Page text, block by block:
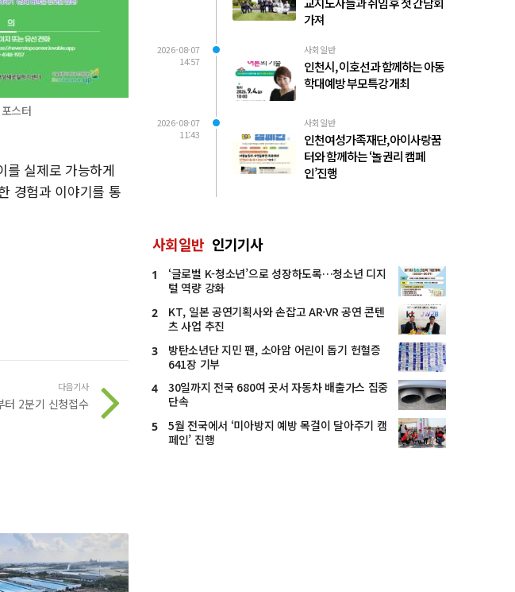
스터
를 실제로 가능하게
경험과 이야기를 통
다음기사
터 2분기 신청접수
가져
2026-08-07
14:57
사회일반
인천시, 이호선과 함께하는 아동
학대예방 부모특강 개최
2026-08-07
11:43
사회일반
인천여성가족재단, 아이사랑꿈
터와 함께하는 ‘놀 권리 캠페
인’진행
사회일반 인기기사
1
‘글로벌 K-청소년’으로 성장하도록…청소년 디지
털 역량 강화
2
KT, 일본 공연기획사와 손잡고 AR·VR 공연 콘텐
츠 사업 추진
3
방탄소년단 지민 팬, 소아암 어린이 돕기 헌혈증
641장 기부
4
30일까지 전국 680여 곳서 자동차 배출가스 집중
단속
5
5월 전국에서 ‘미아방지 예방 목걸이 달아주기 캠
페인’ 진행